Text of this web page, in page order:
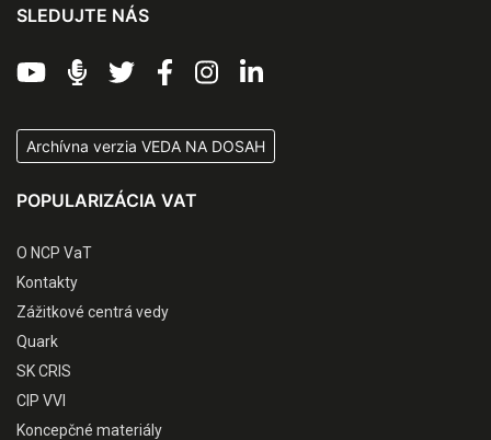
SLEDUJTE NÁS
Archívna verzia VEDA NA DOSAH
POPULARIZÁCIA VAT
O NCP VaT
Kontakty
Zážitkové centrá vedy
Quark
SK CRIS
CIP VVI
Koncepčné materiály